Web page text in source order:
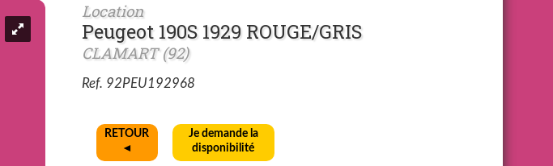
Location
Peugeot 190S 1929 ROUGE/GRIS
CLAMART (92)
Ref. 92PEU192968
RETOUR
◄
Je demande la
disponibilité